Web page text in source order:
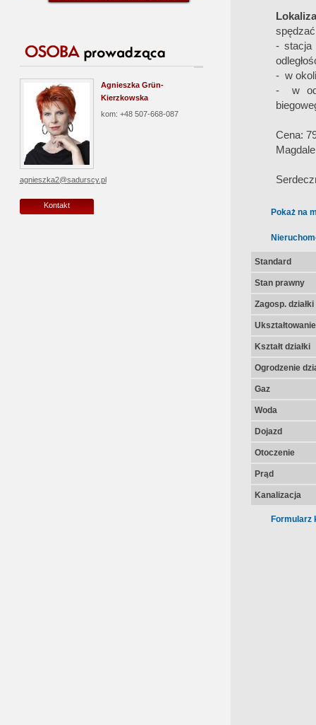
Agnieszka Grün-
Kierzkowska
kom: +48 507-668-087
agnieszka2@sadurscy.pl
Kontakt
- stacja
- w
- w
Cena:
Pokaż na
Standard
Stan prawny
Zagosp. działki
Kształt działki
Ogrodzenie
Gaz
Woda
Dojazd
Otoczenie
Prąd
Kanalizacja
Formularz